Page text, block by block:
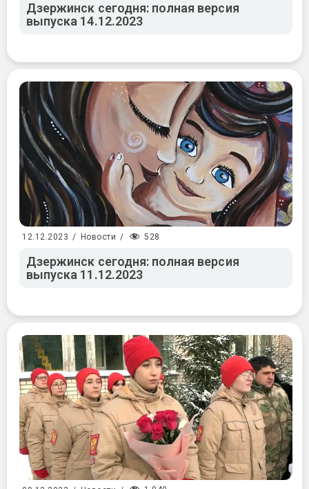
Дзержинск сегодня: полная версия
выпуска 14.12.2023
12.12.2023 / Новости / 528
Дзержинск сегодня: полная версия
выпуска 11.12.2023